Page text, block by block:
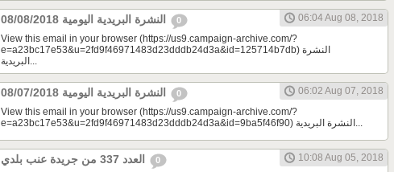
0
06:04 Aug 08, 2018
View this email in your browser (https://us9.campaign-archive.com/?
e=a23bc17e53&u=2fd9f46971483d23dddb24d3a&id=125714b7db) النشرة
البريدية...
0
06:02 Aug 07, 2018
View this email in your browser (https://us9.campaign-archive.com/?
e=a23bc17e53&u=2fd9f46971483d23dddb24d3a&id=9ba5f46f90) النشرة البريدية...
0
10:08 Aug 05, 2018